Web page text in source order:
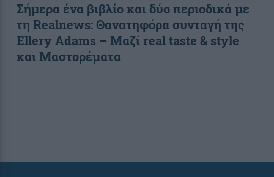
Σήμερα ένα βιβλίο και δύο περιοδικά με
τη Realnews: Θανατηφόρα συνταγή της
Ellery Adams – Μαζί real taste & style
και Μαστορέματα